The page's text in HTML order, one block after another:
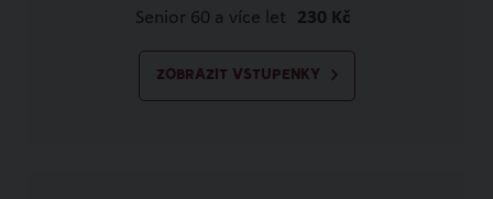
Senior 60 a více let
230 Kč
ZOBRAZIT VSTUPENKY